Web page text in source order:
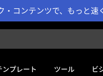
コンテンツで、もっと速
ンプレート ツール ビ